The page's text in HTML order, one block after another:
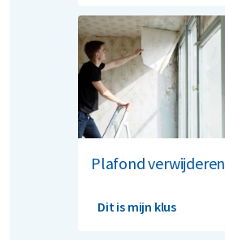
Plafond verwijderen
Dit is mijn klus